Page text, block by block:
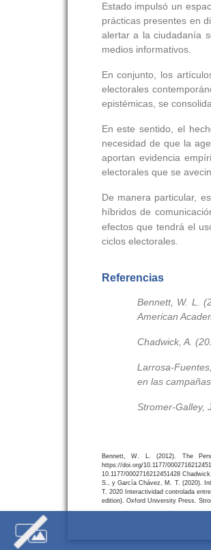
Estado impulsó un
prácticas presentes en
alertar a la ciudadanía
medios informativos.
En conjunto, los
electorales
epistémicas, se
En este sentido, el
necesidad de que la
aportan evidencia
electorales que se
De manera particular,
híbridos de
efectos que tendrá el
ciclos electorales.
Referencias
Bennett, W. L.
American
Chadwick, A.
Larrosa-
en las
Stromer-Galley,
Bennett, W. L. (2012). The
https://doi.org/10.1177/
10.1177/0002716212451428
S., y García Chávez, M. T. (2020).
T. 2020 Interactividad controlada
edition). Oxford University Press.